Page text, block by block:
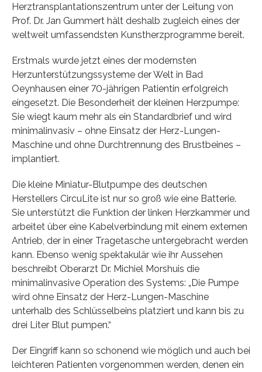
Herztransplantationszentrum unter der Leitung von
Prof. Dr. Jan Gummert hält deshalb zugleich eines der
weltweit umfassendsten Kunstherzprogramme bereit.
Erstmals wurde jetzt eines der modernsten
Herzunterstützungssysteme der Welt in Bad
Oeynhausen einer 70-jährigen Patientin erfolgreich
eingesetzt. Die Besonderheit der kleinen Herzpumpe:
Sie wiegt kaum mehr als ein Standardbrief und wird
minimalinvasiv – ohne Einsatz der Herz-Lungen-
Maschine und ohne Durchtrennung des Brustbeines –
implantiert.
Die kleine Miniatur-Blutpumpe des deutschen
Herstellers CircuLite ist nur so groß wie eine Batterie.
Sie unterstützt die Funktion der linken Herzkammer und
arbeitet über eine Kabelverbindung mit einem externen
Antrieb, der in einer Tragetasche untergebracht werden
kann. Ebenso wenig spektakulär wie ihr Aussehen
beschreibt Oberarzt Dr. Michiel Morshuis die
minimalinvasive Operation des Systems: „Die Pumpe
wird ohne Einsatz der Herz-Lungen-Maschine
unterhalb des Schlüsselbeins platziert und kann bis zu
drei Liter Blut pumpen.“
Der Eingriff kann so schonend wie möglich und auch bei
leichteren Patienten vorgenommen werden, denen ein